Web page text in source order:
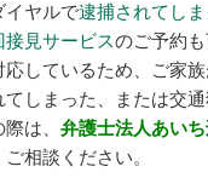
イヤルで逮捕されてし
接見サービスのご予約も
しているため、ご家
しまった、または交
際は、弁護士法人あい
相談ください。